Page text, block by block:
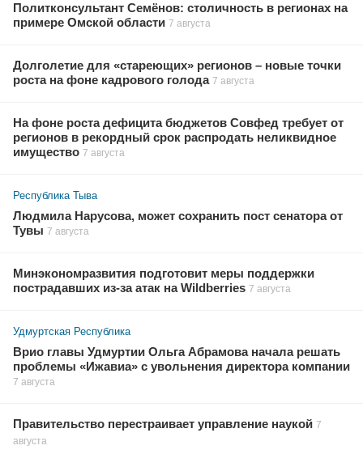
Политконсультант Семёнов: столичность в регионах на
примере Омской области 7 августа
Долголетие для «стареющих» регионов – новые точки
роста на фоне кадрового голода 7 августа
На фоне роста дефицита бюджетов Совфед требует от
регионов в рекордный срок распродать неликвидное
имущество 7 августа
Республика Тыва
Людмила Нарусова, может сохранить пост сенатора от
Тувы 7 августа
Минэкономразвития подготовит меры поддержки
пострадавших из-за атак на Wildberries 7 августа
Удмуртская Республика
Врио главы Удмуртии Ольга Абрамова начала решать
проблемы «Ижавиа» с увольнения директора компании
7 августа
Правительство перестраивает управление наукой 7
августа